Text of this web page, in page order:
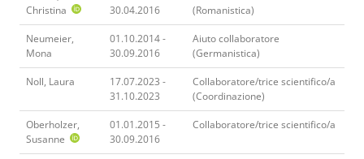
Christina
30.04.2016
(Romanistica)
Neumeier,
Mona
01.10.2014 -
30.09.2016
Aiuto collaboratore
(Germanistica)
Noll, Laura
17.07.2023 -
31.10.2023
Collaboratore/trice scientifico/a
(Coordinazione)
Oberholzer,
Susanne
01.01.2015 -
30.09.2016
Collaboratore/trice scientifico/a